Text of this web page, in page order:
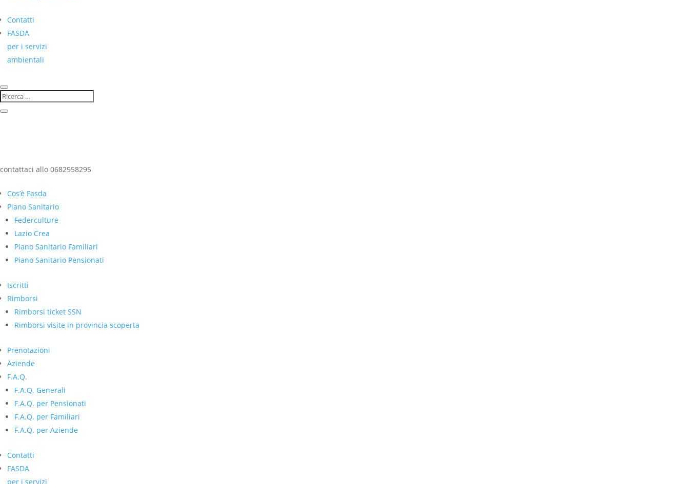
Contatti
FASDA
per i servizi
ambientali
contattaci allo 0682958295
Cos’è Fasda
Piano Sanitario
Federculture
Lazio Crea
Piano Sanitario Familiari
Piano Sanitario Pensionati
Iscritti
Rimborsi
Rimborsi ticket SSN
Rimborsi visite in provincia scoperta
Prenotazioni
Aziende
F.A.Q.
F.A.Q. Generali
F.A.Q. per Pensionati
F.A.Q. per Familiari
F.A.Q. per Aziende
Contatti
FASDA
per i servizi